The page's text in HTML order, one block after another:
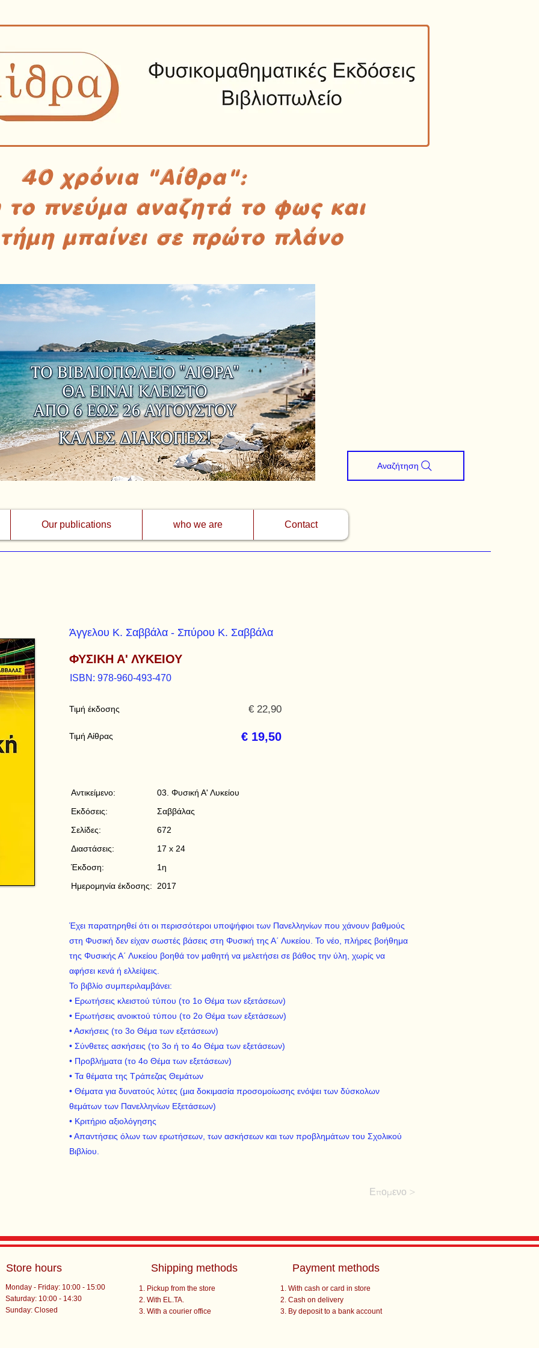
40 χρόνια "Αίθρα":
το πνεύμα αναζητά το φως και
μπαίνει σε πρώτο πλάνο
Our publications who we are Contact
Αναζήτηση
Άγγελου Κ. Σαββάλα - Σπύρου Κ. Σαββάλα
ΦΥΣΙΚΗ Α' ΛΥΚΕΙΟΥ
ISBN: 978-960-493-470
Τιμή έκδοσης
Τιμή Αίθρας
€ 22,90
€ 19,50
Αντικείμενο:
Εκδόσεις:
Σελίδες:
Διαστάσεις:
Έκδοση:
Ημερομηνία έκδοσης:
03. Φυσική Α' Λυκείου
Σαββάλας
672
17 x 24
1η
2017
Έχει παρατηρηθεί ότι οι περισσότεροι υποψήφιοι των Πανελληνίων που χάνουν βαθμούς
στη Φυσική δεν είχαν σωστές βάσεις στη Φυσική της Α΄ Λυκείου. Το νέο, πλήρες βοήθημα
της Φυσικής Α΄ Λυκείου βοηθά τον μαθητή να μελετήσει σε βάθος την ύλη, χωρίς να
αφήσει κενά ή ελλείψεις.
Το βιβλίο συμπεριλαμβάνει:
• Ερωτήσεις κλειστού τύπου (το 1ο Θέμα των εξετάσεων)
• Ερωτήσεις ανοικτού τύπου (το 2ο Θέμα των εξετάσεων)
• Ασκήσεις (το 3ο Θέμα των εξετάσεων)
• Σύνθετες ασκήσεις (το 3ο ή το 4ο Θέμα των εξετάσεων)
• Προβλήματα (το 4ο Θέμα των εξετάσεων)
• Τα θέματα της Τράπεζας Θεμάτων
• Θέματα για δυνατούς λύτες (μια δοκιμασία προσομοίωσης ενόψει των δύσκολων
θεμάτων των Πανελληνίων Εξετάσεων)
• Κριτήριο αξιολόγησης
• Απαντήσεις όλων των ερωτήσεων, των ασκήσεων και των προβλημάτων του Σχολικού
Βιβλίου.
Επομενο >
Store hours
Monday - Friday: 10:00 - 15:00
Saturday: 10:00 - 14:30
​Sunday: Closed
Shipping methods
Pickup from the store
With EL.TA.
With a courier office
Payment methods
With cash or card in store
Cash on delivery
By deposit to a bank account